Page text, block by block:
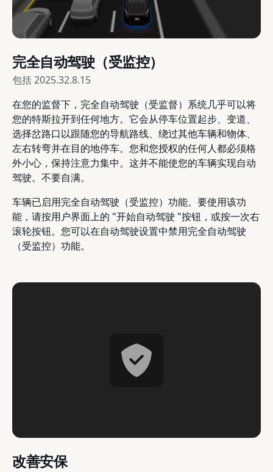
完全自动驾驶（受监控）
包括2025.32.8.15
在您的监督下，完全自动驾驶（受监督）系统几乎可以将
您的特斯拉开到任何地方。它会从停车位置起步、变道、
选择岔路口以跟随您的导航路线、绕过其他车辆和物体、
左右转弯并在目的地停车。您和您授权的任何人都必须格
外小心，保持注意力集中。这并不能使您的车辆实现自动
驾驶。不要自满。
车辆已启用完全自动驾驶（受监控）功能。要使用该功
能，请按用户界面上的 "开始自动驾驶 "按钮，或按一次右
滚轮按钮。您可以在自动驾驶设置中禁用完全自动驾驶
（受监控）功能。
改善安保